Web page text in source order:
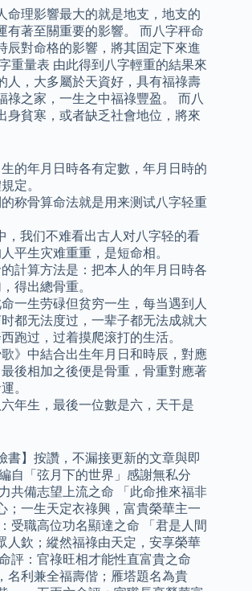
命理影響最大的就是地支，地支的
有著至關重要的影響。 而八字秤命
辰對命格的影響，將其固定下來進
重量表 由此得到八字輕重的結果來
人，大多屬於天資好，具有福祿壽
祿之家，一生之中福祿豐盈。 而八
身貧寒，或者缺乏社會地位，將來
的年月日時各有定數，年月日時的
定。
称骨算命法就是用来测试八字轻重
，我们不难看出古人对八字轻的看
平生灾难重重，是短命相。
計算方法是：把本人的年月日時各
得出總骨重。
一生劳碌但贫穷一生，每当遇到人
都无法度过，一辈子都无法成就大
跑过，过着摸爬滚打的生活。
歌》中結合出生年月日和時辰，對應
後相加之後便是骨重，骨重對應著
。
年生，最後一位數是六，天干是
書】按讚，不漏接更新的文章與即
自「弦月下的世界」感謝無私分
共備志望上流之命 「此命推來福非
；一生天定衣祿興，富貴榮華主一
受職高位功名顯達之命 「君是人間
人欽；縱然福祿由天定，安享榮華
評：官祿旺相才能性直富貴之命
名利兼全福壽偕；雁塔題名為貴